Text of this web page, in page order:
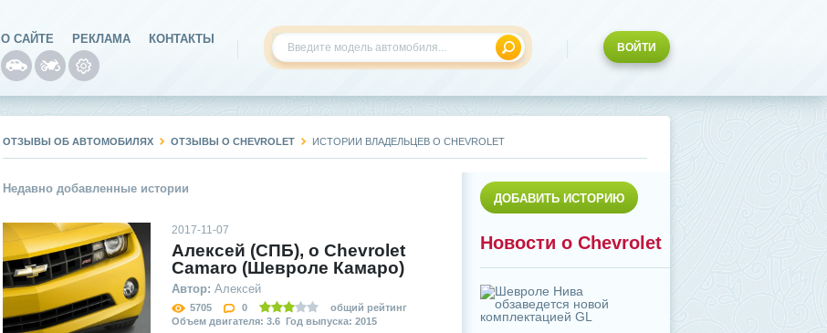
О САЙТЕ РЕКЛАМА КОНТАКТЫ
ВОЙТИ
ОТЗЫВЫ ОБ АВТОМОБИЛЯХ ОТЗЫВЫ О CHEVROLET ИСТОРИИ ВЛАДЕЛЬЦЕВ О CHEVROLET
Недавно добавленные истории
2017-11-07
Алексей (СПБ), о Сhevrolet
Сamaro (Шевроле Камаро)
Автор: Алексей
5705 0
общий рейтинг
Объем двигателя: 3.6 Год выпуска: 2015
ДОБАВИТЬ ИСТОРИЮ
Новости о Chevrolet